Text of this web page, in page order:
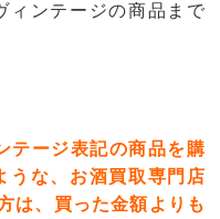
ィンテージの商品まで
テージ表記の商品を購
うな、お酒買取専門店
は、買った金額よりも